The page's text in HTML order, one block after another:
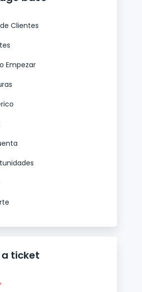
Clientes
Empezar
ticket